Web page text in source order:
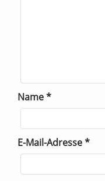
Name*
E-Mail-Adresse*